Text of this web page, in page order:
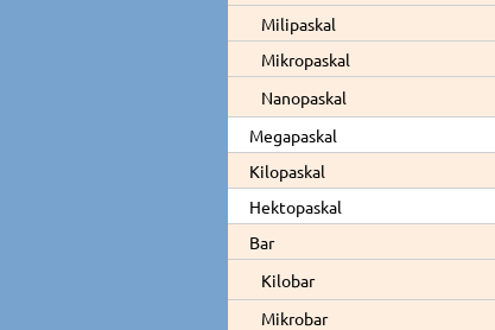
Milipaskal
Mikropaskal
Nanopaskal
Megapaskal
Kilopaskal
Hektopaskal
Bar
Kilobar
Mikrobar